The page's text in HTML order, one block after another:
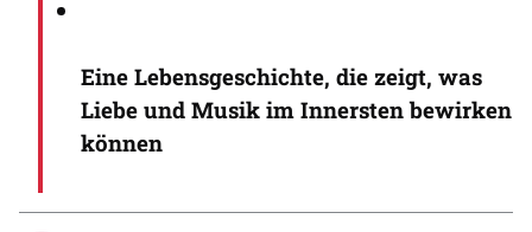
Eine Lebensgeschichte, die zeigt, was
Liebe und Musik im Innersten bewirken
können